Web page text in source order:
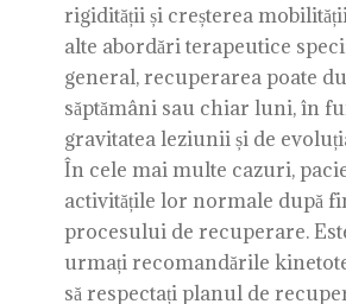
rigidității și creșterea
alte abordări terapeutice
general, recuperarea poate
săptămâni sau chiar luni, în
gravitatea leziunii și de
În cele mai multe cazuri,
activitățile lor normale după
procesului de recuperare.
urmați recomandările
să respectați planul de